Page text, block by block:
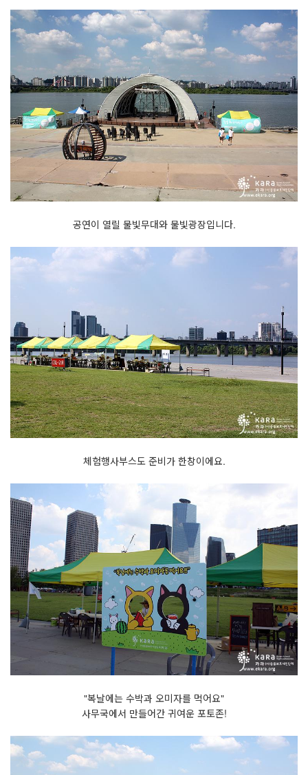
공연이 열릴 물빛무대와 물빛광장입니다.
체험행사부스도 준비가 한창이에요.
"복날에는 수박과 오미자를 먹어요"
사무국에서 만들어간 귀여운 포토존!